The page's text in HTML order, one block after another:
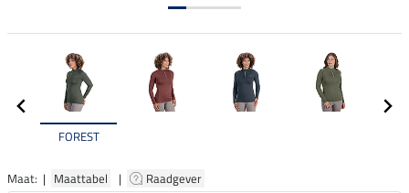
FOREST
Maat: | Maattabel | Raadgever